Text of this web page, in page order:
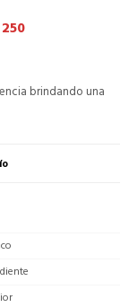
250
brindando una